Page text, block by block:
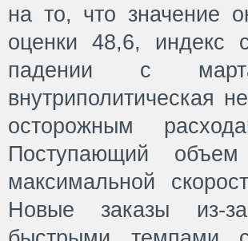
на то, что значение
оценки 48,6, индекс
падении с
внутриполитическая
осторожным
Поступающий
максимальной
Новые заказы из-